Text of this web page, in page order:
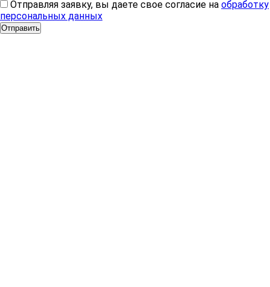
Отправляя заявку, вы даете свое согласие на обработку
персональных данных